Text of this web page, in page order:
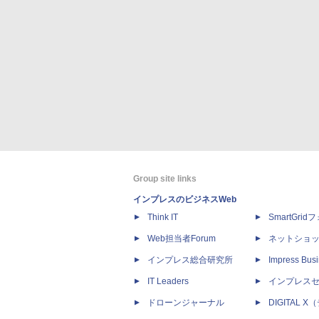
Group site links
インプレスのビジネスWeb
Think IT
Web担当者Forum
インプレス総合研究所
IT Leaders
ドローンジャーナル
SmartGridフ
ネットショ
Impress
インプレス
DIGITAL X